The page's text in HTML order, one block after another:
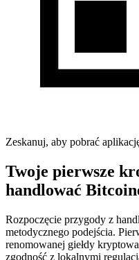
Zeskanuj, aby pobrać
Twoje pierwsze
handlować
Rozpoczęcie przygody z
metodycznego podejścia.
renomowanej giełdy
zgodność z lokalnymi